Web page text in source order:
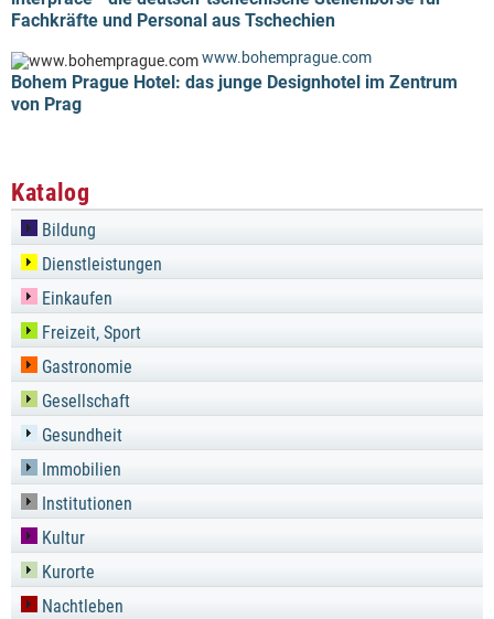
Fachkräfte und Personal aus Tschechien
www.bohemprague.com
Bohem Prague Hotel: das junge Designhotel im Zentrum
von Prag
Katalog
Bildung
Dienstleistungen
Einkaufen
Freizeit, Sport
Gastronomie
Gesellschaft
Gesundheit
Immobilien
Institutionen
Kultur
Kurorte
Nachtleben